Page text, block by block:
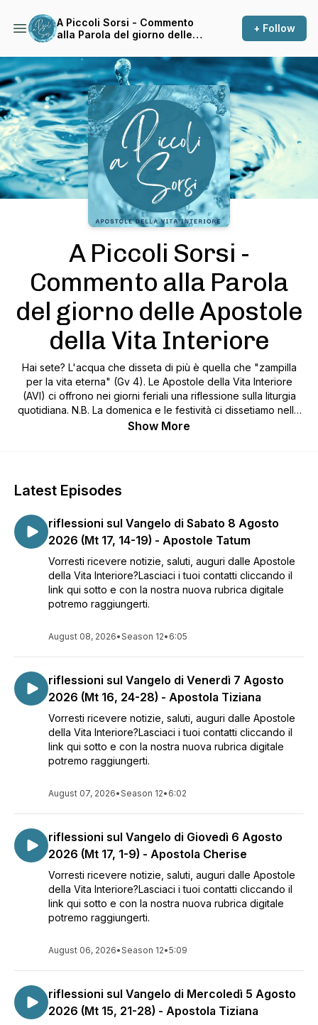
A Piccoli Sorsi - Commento
alla Parola del giorno delle
+ Follow
Podcast Background Image
A Piccoli Sorsi -
Commento alla Parola
del giorno delle Apostole
della Vita Interiore
Hai sete? L'acqua che disseta di più è quella che "zampilla
per la vita eterna" (Gv 4). Le Apostole della Vita Interiore
(AVI) ci offrono nei giorni feriali una riflessione sulla liturgia
quotidiana. N.B. La domenica e le festività ci dissetiamo nelle
nostre comunità parrocchiali.
Show More
Latest Episodes
riflessioni sul Vangelo di Sabato 8 Agosto
2026 (Mt 17, 14-19) - Apostole Tatum
Vorresti ricevere notizie, saluti, auguri dalle Apostole
della Vita Interiore?Lasciaci i tuoi contatti cliccando il
link qui sotto e con la nostra nuova rubrica digitale
potremo raggiungerti.
August 08, 2026•Season 12• 6:05
riflessioni sul Vangelo di Venerdì 7 Agosto
2026 (Mt 16, 24-28) - Apostola Tiziana
Vorresti ricevere notizie, saluti, auguri dalle Apostole
della Vita Interiore?Lasciaci i tuoi contatti cliccando il
link qui sotto e con la nostra nuova rubrica digitale
potremo raggiungerti.
August 07, 2026•Season 12• 6:02
riflessioni sul Vangelo di Giovedì 6 Agosto
2026 (Mt 17, 1-9) - Apostola Cherise
Vorresti ricevere notizie, saluti, auguri dalle Apostole
della Vita Interiore?Lasciaci i tuoi contatti cliccando il
link qui sotto e con la nostra nuova rubrica digitale
potremo raggiungerti.
August 06, 2026•Season 12•5:09
riflessioni sul Vangelo di Mercoledì 5 Agosto
2026 (Mt 15, 21-28) - Apostola Tiziana